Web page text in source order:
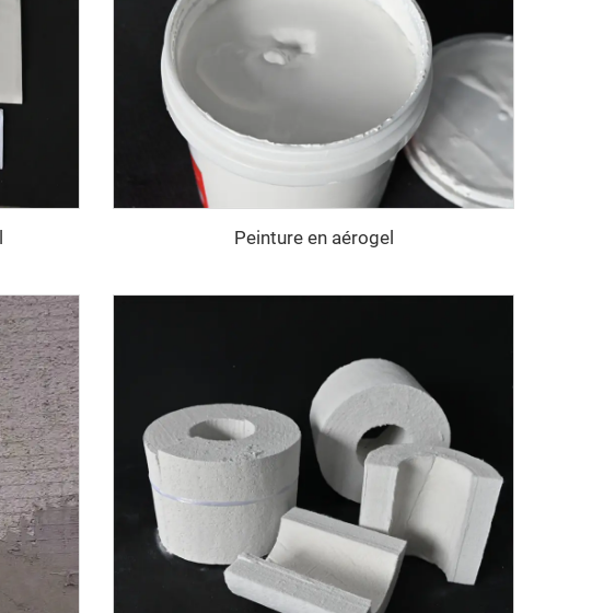
Peinture en aérogel